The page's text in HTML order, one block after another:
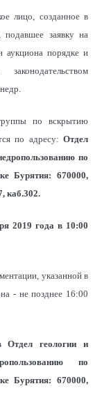
лицо, созданное в
подавшее заявку на
аукциона порядке и
по вскрытию
по адресу: Отдел
по
Бурятия: 670000,
каб.302.
2019 года в 10:00
указанной в
- не позднее 16:00
Отдел геологии и
по
Бурятия: 670000,